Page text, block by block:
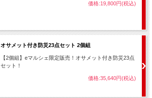
価格:19,800円(税込)
オサメット付き防災23点セット 2個組
【2個組】eマルシェ限定販売！オサメット付き防災23点
セット！
価格:35,640円(税込)